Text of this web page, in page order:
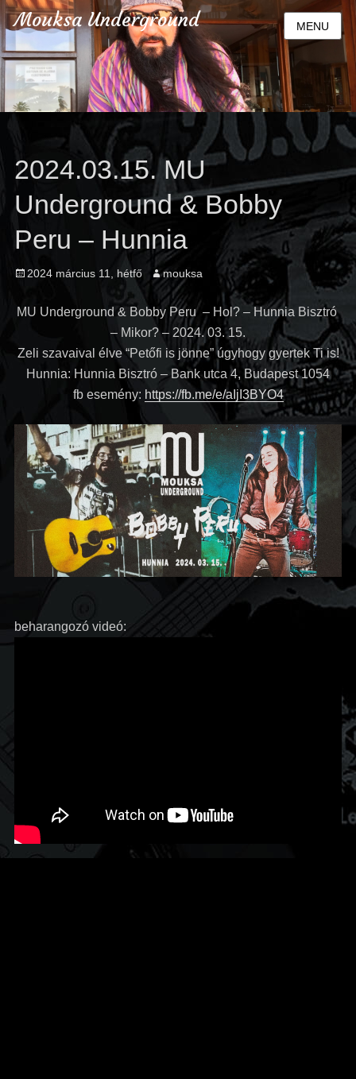
Mouksa Underground MENU
2024.03.15. MU
Underground & Bobby
Peru – Hunnia
Posted
2024 március 11, hétfő Author
mouksa
MU Underground & Bobby Peru – Hol? – Hunnia Bisztró
– Mikor? – 2024. 03. 15.
Zeli szavaival élve “Petőfi is jönne” úgyhogy gyertek Ti is!
Hunnia: Hunnia Bisztró – Bank utca 4, Budapest 1054
fb esemény: https://fb.me/e/aIjI3BYO4
beharangozó videó: